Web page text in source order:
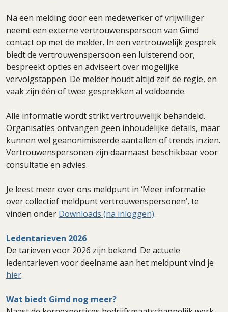
Na een melding door een medewerker of vrijwilliger
neemt een externe vertrouwenspersoon van Gimd
contact op met de melder. In een vertrouwelijk gesprek
biedt de vertrouwenspersoon een luisterend oor,
bespreekt opties en adviseert over mogelijke
vervolgstappen. De melder houdt altijd zelf de regie, en
vaak zijn één of twee gesprekken al voldoende.
Alle informatie wordt strikt vertrouwelijk behandeld.
Organisaties ontvangen geen inhoudelijke details, maar
kunnen wel geanonimiseerde aantallen of trends inzien.
Vertrouwenspersonen zijn daarnaast beschikbaar voor
consultatie en advies.
Je leest meer over ons meldpunt in ‘Meer informatie
over collectief meldpunt vertrouwenspersonen’, te
vinden onder Downloads (na inloggen).
Ledentarieven 2026
De tarieven voor 2026 zijn bekend. De actuele
ledentarieven voor deelname aan het meldpunt vind je
hier.
Wat biedt Gimd nog meer?